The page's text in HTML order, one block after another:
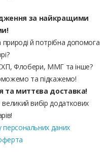
за найкращими
й потрібна допомога
Флобери, ММГ та інше?
та підкажемо!
та миттєва доставка!
великий вибір додаткових
даних